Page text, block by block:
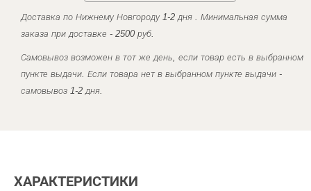
Доставка по Нижнему Новгороду 1-2 дня . Минимальная сумма
заказа при доставке - 2500 руб.
Самовывоз возможен в тот же день, если товар есть в выбранном
пункте выдачи. Если товара нет в выбранном пункте выдачи -
самовывоз 1-2 дня.
ХАРАКТЕРИСТИКИ